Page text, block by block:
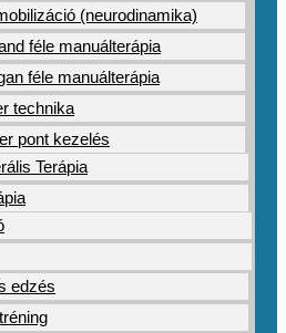
(neurodinamika)
féle manuálterápia
féle manuálterápia
technika
pont kezelés
Terápia
edzés